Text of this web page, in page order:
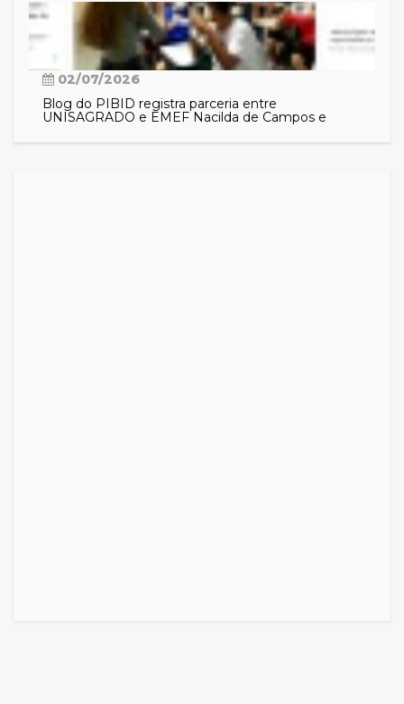
02/07/2026
Blog do PIBID registra parceria entre
UNISAGRADO e EMEF Nacilda de Campos e